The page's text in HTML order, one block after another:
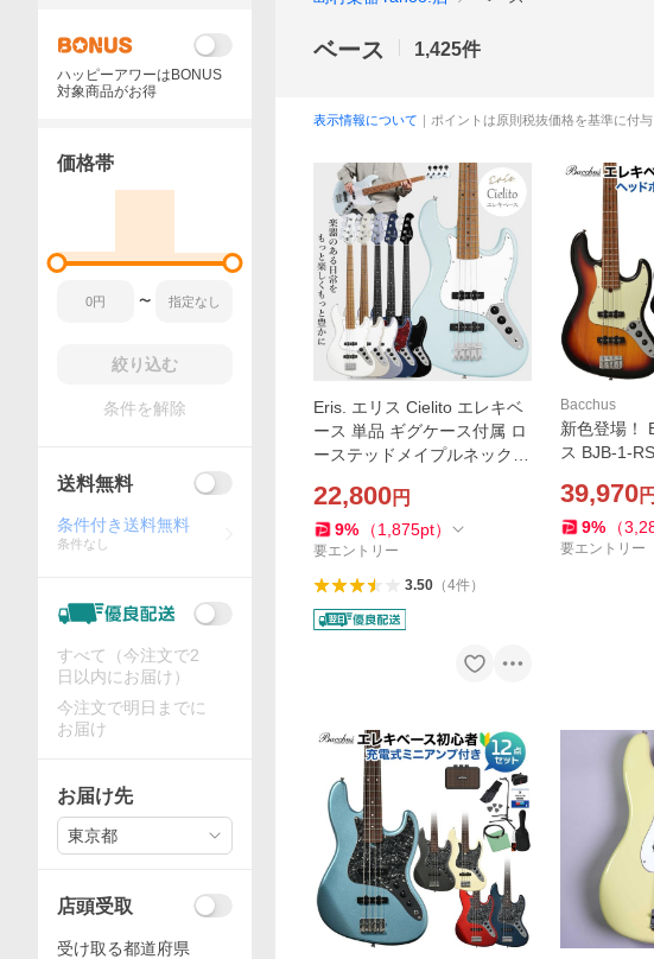
ベース 1,425件
表示情報について ｜ポイントは原則税抜価格を基準に付
Eris. エリス Cielito エレキベ
ース 単品 ギグケース付属 ロ
ーステッドメイプルネック
ト
22,800円
9% （1,875pt）
要エントリー
3.50（4件）
Bacchus
新色登場！
ス BJB-1-
アンプ付 ジ
プ ローステ
ック
39,970円
9% （
要エントリー
ハッピーアワーはBONUS
対象商品がお得
価格帯
〜
絞り込む
条件を解除
送料無料
条件付き送料無料
条件なし
すべて（今注文で2
日以内にお届け）
今注文で明日までに
お届け
お届け先
東京都
店頭受取
受け取る都道府県